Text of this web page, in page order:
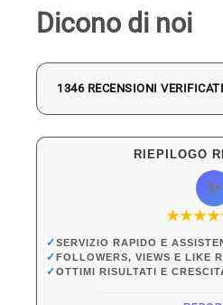
Dicono di noi
1346 RECENSIONI
RIEPILOGO
✨
★★★★
✓SERVIZIO RAPIDO E
✓FOLLOWERS, VIEWS E LIKE
✓OTTIMI RISULTATI E